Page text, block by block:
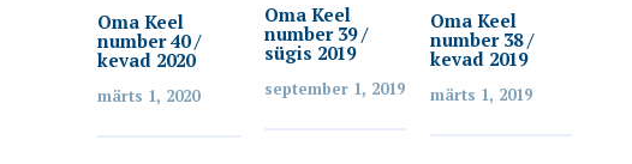
Oma Keel
number 40 /
kevad 2020
märts 1, 2020
Oma Keel
number 39 /
sügis 2019
september 1, 2019
Oma Keel
number 38 /
kevad 2019
märts 1, 2019